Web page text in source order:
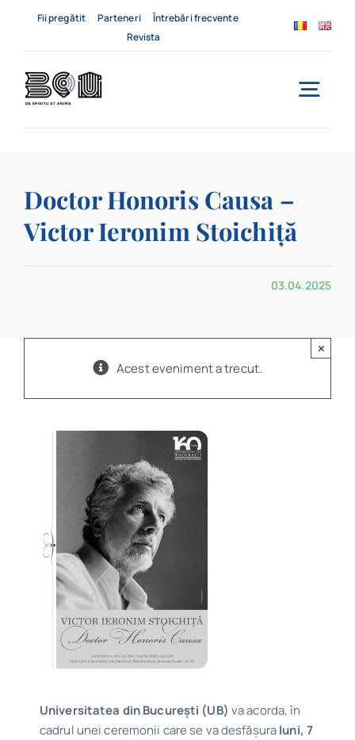
Fii pregătit Parteneri
Întrebări frecvente
Revista
Servicii
Doctor Honoris Causa –
Victor Ieronim Stoichiță
03.04.2025
Acest eveniment a trecut.
×
Universitatea din București (UB) va acorda, în
cadrul unei ceremonii care se va desfășuraluni, 7